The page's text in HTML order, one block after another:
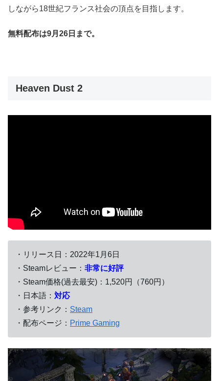
しながら18世紀フランス社会の頂点を目指します。
無料配布は9月26日まで。
Heaven Dust 2
・リリース日：2022年1月6日
・Steamレビュー： 非常に好評
・Steam価格(過去最安)：1,520円（760円）
・日本語： 対応
・参考リンク： Steam
・配布ページ： Prime Gaming